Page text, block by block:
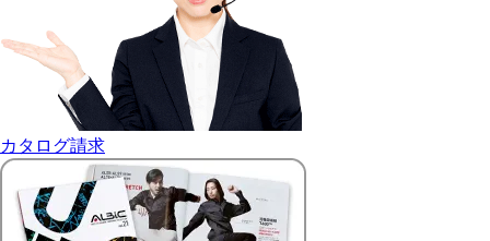
カタログ請求